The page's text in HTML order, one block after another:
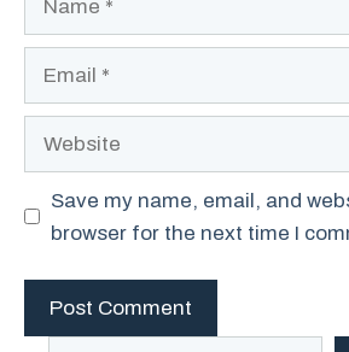
Save my name, email, and
browser for the next time I